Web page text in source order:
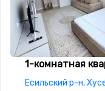
1-комнатная
Есильский р-н,